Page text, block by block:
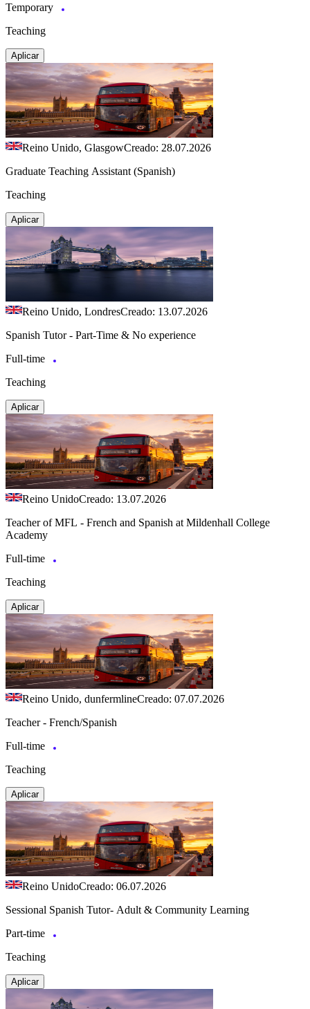
Temporary
Teaching
Aplicar
Reino Unido, GlasgowCreado: 28.07.2026
Graduate Teaching Assistant (Spanish)
Teaching
Aplicar
Reino Unido, LondresCreado: 13.07.2026
Spanish Tutor - Part-Time & No experience
Full-time
Teaching
Aplicar
Reino UnidoCreado: 13.07.2026
Teacher of MFL - French and Spanish at Mildenhall College
Academy
Full-time
Teaching
Aplicar
Reino Unido, dunfermlineCreado: 07.07.2026
Teacher - French/Spanish
Full-time
Teaching
Aplicar
Reino UnidoCreado: 06.07.2026
Sessional Spanish Tutor- Adult & Community Learning
Part-time
Teaching
Aplicar